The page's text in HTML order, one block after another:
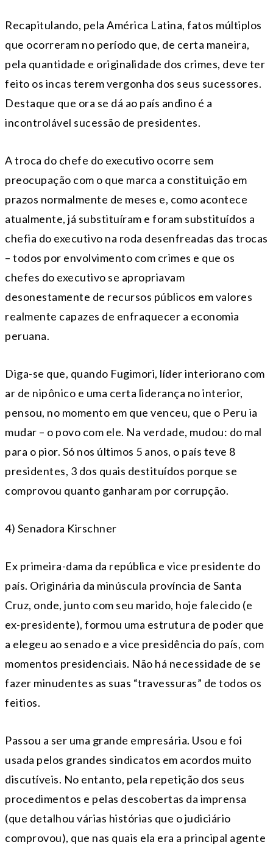
Recapitulando, pela América Latina, fatos múltiplos
que ocorreram no período que, de certa maneira,
pela quantidade e originalidade dos crimes, deve ter
feito os incas terem vergonha dos seus sucessores.
Destaque que ora se dá ao país andino é a
incontrolável sucessão de presidentes.
A troca do chefe do executivo ocorre sem
preocupação com o que marca a constituição em
prazos normalmente de meses e, como acontece
atualmente, já substituíram e foram substituídos a
chefia do executivo na roda desenfreadas das trocas
– todos por envolvimento com crimes e que os
chefes do executivo se apropriavam
desonestamente de recursos públicos em valores
realmente capazes de enfraquecer a economia
peruana.
Diga-se que, quando Fugimori, líder interiorano com
ar de nipônico e uma certa liderança no interior,
pensou, no momento em que venceu, que o Peru ia
mudar – o povo com ele. Na verdade, mudou: do mal
para o pior. Só nos últimos 5 anos, o país teve 8
presidentes, 3 dos quais destituídos porque se
comprovou quanto ganharam por corrupção.
4) Senadora Kirschner
Ex primeira-dama da república e vice presidente do
país. Originária da minúscula província de Santa
Cruz, onde, junto com seu marido, hoje falecido (e
ex-presidente), formou uma estrutura de poder que
a elegeu ao senado e a vice presidência do país, com
momentos presidenciais. Não há necessidade de se
fazer minudentes as suas “travessuras” de todos os
feitios.
Passou a ser uma grande empresária. Usou e foi
usada pelos grandes sindicatos em acordos muito
discutíveis. No entanto, pela repetição dos seus
procedimentos e pelas descobertas da imprensa
(que detalhou várias histórias que o judiciário
comprovou), que nas quais ela era a principal agente